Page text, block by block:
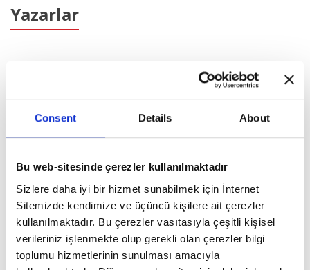
Consent Details About
Bu web-sitesinde çerezler kullanılmaktadır
Sizlere daha iyi bir hizmet sunabilmek için İnternet
Sitemizde kendimize ve üçüncü kişilere ait çerezler
kullanılmaktadır. Bu çerezler vasıtasıyla çeşitli kişisel
verileriniz işlenmekte olup gerekli olan çerezler bilgi
toplumu hizmetlerinin sunulması amacıyla
Yazarlar
Ali Emre (4)
Arif Ay
Ayşe Çelikkaya
Bayram Bilge Tokel
Dilara Ayşe Akdeniz
Dursun Çiçek